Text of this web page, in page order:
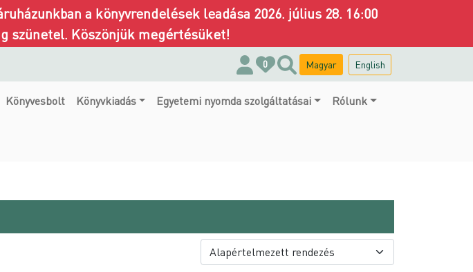
a könyvrendelések leadása 2026. július 28. 16:00
szünetel. Köszönjük megértésüket!
0 Magyar English
Könyvesbolt Könyvkiadás Egyetemi nyomda szolgáltatásai Rólunk